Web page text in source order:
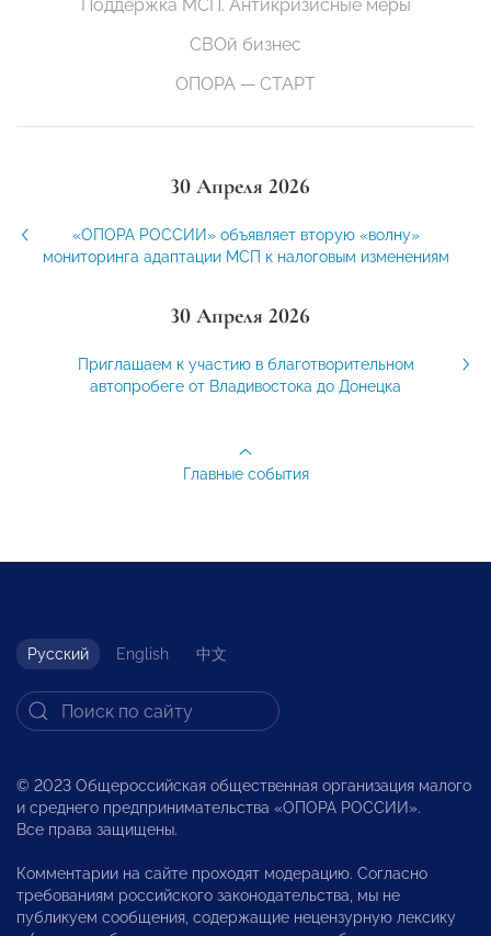
Поддержка МСП. Антикризисные меры
СВОй бизнес
ОПОРА — СТАРТ
30 Апреля 2026
«ОПОРА РОССИИ» объявляет вторую «волну»
мониторинга адаптации МСП к налоговым изменениям
30 Апреля 2026
Приглашаем к участию в благотворительном
автопробеге от Владивостока до Донецка
Главные события
Русский English 中文
© 2023 Общероссийская общественная организация малого
и среднего предпринимательства «ОПОРА РОССИИ».
Все права защищены.
Комментарии на сайте проходят модерацию. Согласно
требованиям российского законодательства, мы не
публикуем сообщения, содержащие нецензурную лексику